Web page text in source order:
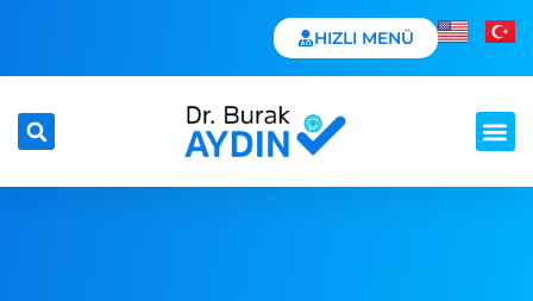
HIZLI MENÜ